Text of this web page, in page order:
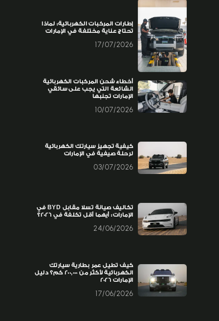
إطارات المركبات الكهربائية: لماذا
تحتاج عناية مختلفة في الإمارات
17/07/2026
أخطاء شحن المركبات الكهربائية
الشائعة التي يجب على سائقي
الإمارات تجنبها
10/07/2026
كيفية تجهيز سيارتك الكهربائية
لرحلة صيفية في الإمارات
03/07/2026
تكاليف صيانة تسلا مقابل BYD في
الإمارات: أيهما أقل تكلفة في 2026؟
24/06/2026
كيف تطيل عمر بطارية سيارتك
الكهربائية لأكثر من 200,000 كم؟ دليل
الإمارات 2026
17/06/2026